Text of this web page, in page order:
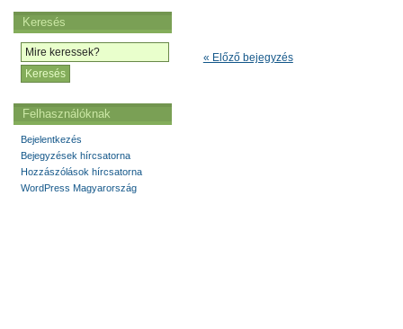
« Előző bejegyzés
Keresés
Felhasználóknak
Bejelentkezés
Bejegyzések hírcsatorna
Hozzászólások hírcsatorna
WordPress Magyarország